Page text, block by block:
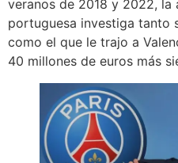
veranos de 2018 y 2022,
portuguesa investiga tanto
como el que le trajo a
40 millones de euros más